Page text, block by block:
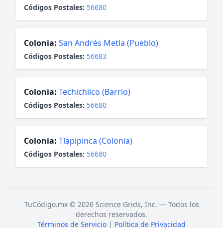
Códigos Postales: 56680
Colonia: San Andrés Metla (Pueblo)
Códigos Postales: 56683
Colonia: Techichilco (Barrio)
Códigos Postales: 56680
Colonia: Tlapipinca (Colonia)
Códigos Postales: 56680
TuCódigo.mx © 2026 Science Grids, Inc. — Todos los
derechos reservados.
Términos de Servicio | Política de Privacidad